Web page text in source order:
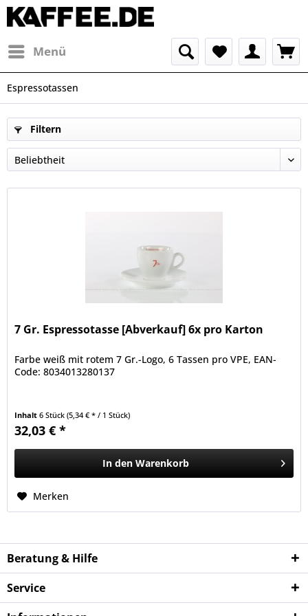
Menü
Espressotassen
Filtern
7 Gr. Espressotasse [Abverkauf] 6x pro Karton
Farbe weiß mit rotem 7 Gr.-Logo, 6 Tassen pro VPE, EAN-
Code: 8034013280137
Inhalt6 Stück(5,34 € * / 1 Stück)
32,03 € *
In den Warenkorb
Merken
Beratung & Hilfe
Service